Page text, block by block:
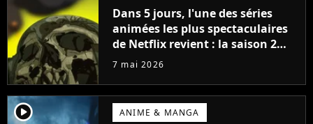
Dans 5 jours, l'une des séries
animées les plus spectaculaires
de Netflix revient : la saison 2
veut réconcilier tous les fans
7 mai 2026
player2 ANIME & MANGA